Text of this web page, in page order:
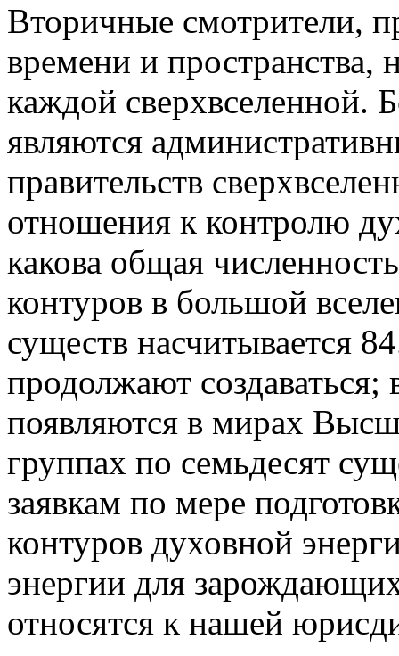
Вторичные смотрители,
времени и пространства,
каждой сверхвселенной.
являются
правительств
отношения к контролю
какова общая
контуров в большой
существ насчитывается
продолжают
появляются в мирах
группах по семьдесят
заявкам по мере
контуров духовной
энергии для
относятся к нашей